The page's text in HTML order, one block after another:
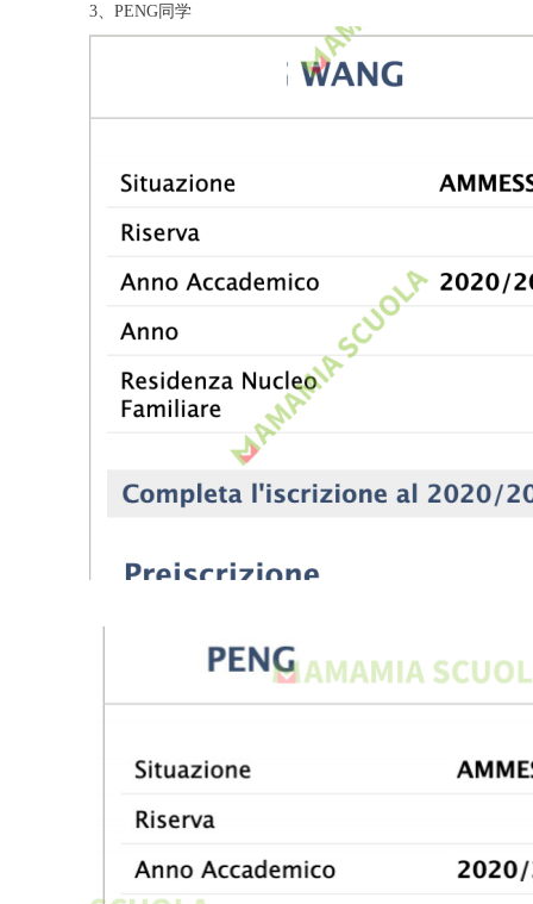
3、PENG同学